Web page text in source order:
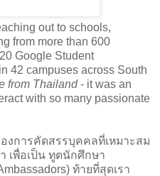
out to schools,
from more than 600
Google Student
42 campuses across South
from Thailand- it was an
with so many passionate
งการคัดสรรบุคคลที่เหมาะสม
เพื่อเป็น ทูตนักศึกษา
ท้ายที่สุดเรา